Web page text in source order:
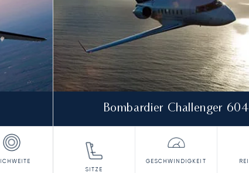
Bombardier Challenger 604